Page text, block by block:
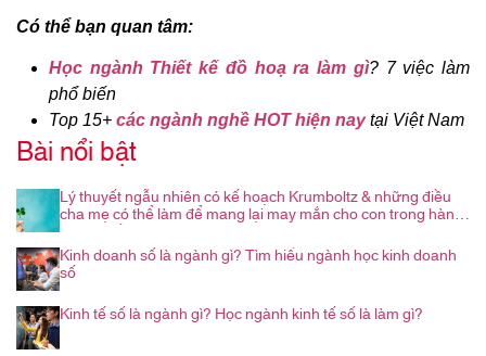
Có thể bạn quan tâm:
Học ngành Thiết kế đồ hoạ ra làm gì? 7 việc làm
phổ biến
Top 15+ các ngành nghề HOT hiện naytại Việt Nam
Bài nổi bật
Lý thuyết ngẫu nhiên có kế hoạch Krumboltz & những điều
cha mẹ có thể làm để mang lại may mắn cho con trong hành
trình nghề nghiệp
Kinh doanh số là ngành gì? Tìm hiểu ngành học kinh doanh
số
Kinh tế số là ngành gì? Học ngành kinh tế số là làm gì?